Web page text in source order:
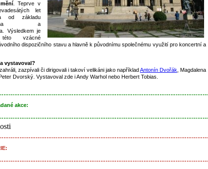
. Teprve v
let
od základu
a
Výsledkem je
této vzácné
dispozičního stavu a hlavně k původnímu společnému využití pro koncertní a
vystavoval?
zazpívali či dirigovali i takoví velikáni jako napříkladAntonín Dvořák , Magdalena
Dvorský. Vystavoval zde i Andy Warhol nebo Herbert Tobias.
akce: